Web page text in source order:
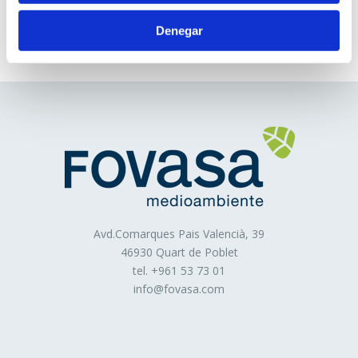
Cookies persistentes: Son un tipo de cookies en el
que los datos siguen almacenados en el terminal y
pueden ser accedidos y tratados durante un periodo
Cookies de análisis : Son aquéllas que bien tratadas
por nosotros o por terceros, nos permiten cuantificar el
número de usuarios y así realizar la medición y análisis
servicio ofertado. Para ello se analiza su navegación en
nuestra página web con el fin de mejorar la oferta de
productos o servicios que le ofrecemos.
Cookies publicitarias: Son aquéllas que permiten la
Denegar
Avd.Comarques Pais Valencià, 39
46930 Quart de Poblet
tel. +961 53 73 01
info@fovasa.com